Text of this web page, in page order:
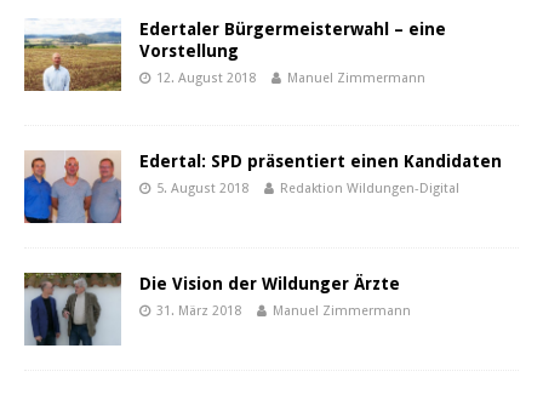
Edertaler Bürgermeisterwahl – eine
Vorstellung
12. August 2018 Manuel Zimmermann
Edertal: SPD präsentiert einen Kandidaten
5. August 2018 Redaktion Wildungen-Digital
Die Vision der Wildunger Ärzte
31. März 2018 Manuel Zimmermann